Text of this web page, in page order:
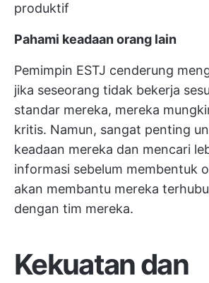
produktif
Pahami keadaan orang lain
Pemimpin ESTJ cenderung
jika seseorang tidak bekerja
standar mereka, mereka
kritis. Namun, sangat penting
keadaan mereka dan mencari
informasi sebelum membentuk
akan membantu mereka
dengan tim mereka.
Kekuatan dan